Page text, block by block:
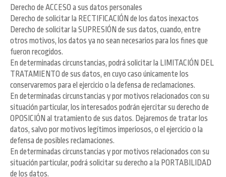
Derecho de ACCESO a sus datos personales
Derecho de solicitar la RECTIFICACIÓN de los datos inexactos
Derecho de solicitar la SUPRESIÓN de sus datos, cuando, entre
otros motivos, los datos ya no sean necesarios para los fines que
fueron recogidos.
En determinadas circunstancias, podrá solicitar la LIMITACIÓN DEL
TRATAMIENTO de sus datos, en cuyo caso únicamente los
conservaremos para el ejercicio o la defensa de reclamaciones.
En determinadas circunstancias y por motivos relacionados con su
situación particular, los interesados podrán ejercitar su derecho de
OPOSICIÓN al tratamiento de sus datos. Dejaremos de tratar los
datos, salvo por motivos legítimos imperiosos, o el ejercicio o la
defensa de posibles reclamaciones.
En determinadas circunstancias y por motivos relacionados con su
situación particular, podrá solicitar su derecho a la PORTABILIDAD
de los datos.